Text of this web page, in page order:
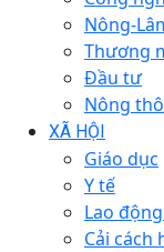
Nông-
Thương
Đầu tư
Nông
XÃ HỘI
Giáo dục
Y tế
Lao
Cải cách